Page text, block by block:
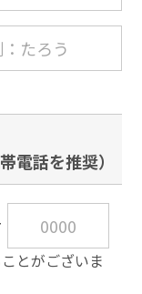
電話を推奨）
とがございま